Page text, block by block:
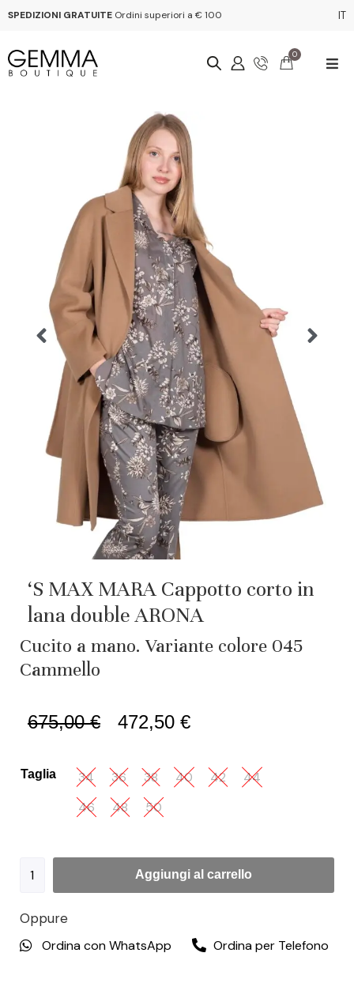
SPEDIZIONI GRATUITE Ordini superiori a € 100 IT
0
‘S MAX MARA Cappotto corto in
lana double ARONA
Cucito a mano. Variante colore 045
Cammello
675,00€ 472,50 €
Taglia 34 36 38 40 42
44
46
48 50
Aggiungi al carrello
Oppure
Ordina con WhatsApp Ordina per Telefono